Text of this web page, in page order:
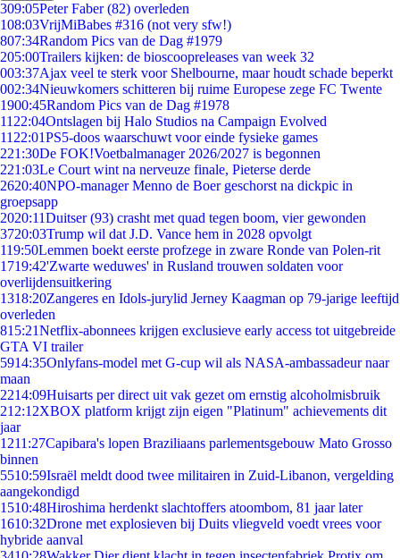
309:05Peter Faber (82) overleden
108:03VrijMiBabes #316 (not very sfw!)
807:34Random Pics van de Dag #1979
205:00Trailers kijken: de bioscoopreleases van week 32
003:37Ajax veel te sterk voor Shelbourne, maar houdt schade beperkt
002:34Nieuwkomers schitteren bij ruime Europese zege FC Twente
1900:45Random Pics van de Dag #1978
11 22:04Ontslagen bij Halo Studios na Campaign Evolved
11 22:01PS5-doos waarschuwt voor einde fysieke games
221:30De FOK!Voetbalmanager 2026/2027 is begonnen
221:03Le Court wint na nerveuze finale, Pieterse derde
2620:40NPO-manager Menno de Boer geschorst na dickpic in
groepsapp
2020:11Duitser (93) crasht met quad tegen boom, vier gewonden
3720:03Trump wil dat J.D. Vance hem in 2028 opvolgt
119:50Lemmen boekt eerste profzege in zware Ronde van Polen-rit
1719:42'Zwarte weduwes' in Rusland trouwen soldaten voor
overlijdensuitkering
1318:20Zangeres en Idols-jurylid Jerney Kaagman op 79-jarige leeftijd
overleden
815:21Netflix-abonnees krijgen exclusieve early access tot uitgebreide
GTA VI trailer
5914:35Onlyfans-model met G-cup wil als NASA-ambassadeur naar
maan
2214:09Huisarts per direct uit vak gezet om ernstig alcoholmisbruik
212:12XBOX platform krijgt zijn eigen "Platinum" achievements dit
jaar
1211:27Capibara's lopen Braziliaans parlementsgebouw Mato Grosso
binnen
5510:59Israël meldt dood twee militairen in Zuid-Libanon, vergelding
aangekondigd
1510:48Hiroshima herdenkt slachtoffers atoombom, 81 jaar later
1610:32Drone met explosieven bij Duits vliegveld voedt vrees voor
hybride aanval